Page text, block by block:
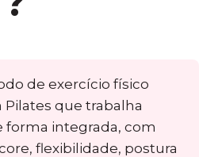
de exercício físico
que trabalha
forma integrada, com
flexibilidade, postura